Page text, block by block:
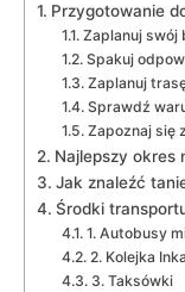
Przygotowanie​
Zaplanuj swój
Spakuj
Zaplanuj
Sprawdź‌
Zapoznaj się
Najlepszy⁢ okres
Jak znaleźć
Środki
1. Autobusy
2. Kolejka
3. Taksówki